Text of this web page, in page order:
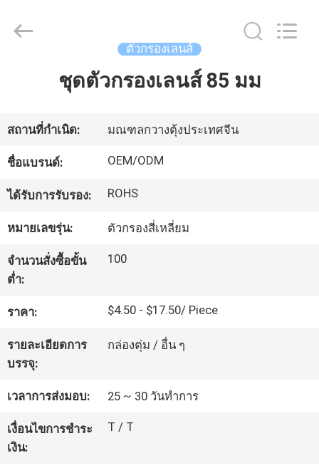
สินค้า
เกี่ยว
กับ
เรา
ทัวร์
โรงงาน
ควบคุม
คุณภาพ
Bright
Shadow
ตัวกรองเลนส์
ชุดตัวกรองเลนส์ 85 มม
สถานที่กำเนิด: มณฑลกวางตุ้งประเทศจีน
ชื่อแบรนด์: OEM/ODM
ได้รับการรับรอง: ROHS
หมายเลขรุ่น: ตัวกรองสี่เหลี่ยม
จำนวนสั่งซื้อขั้น
ต่ำ:
100
ราคา: $4.50 - $17.50/ Piece
รายละเอียดการ
บรรจุ:
กล่องตุ่ม / อื่น ๆ
เวลาการส่งมอบ: 25 ~ 30 วันทำการ
เงื่อนไขการชำระ
เงิน:
T / T